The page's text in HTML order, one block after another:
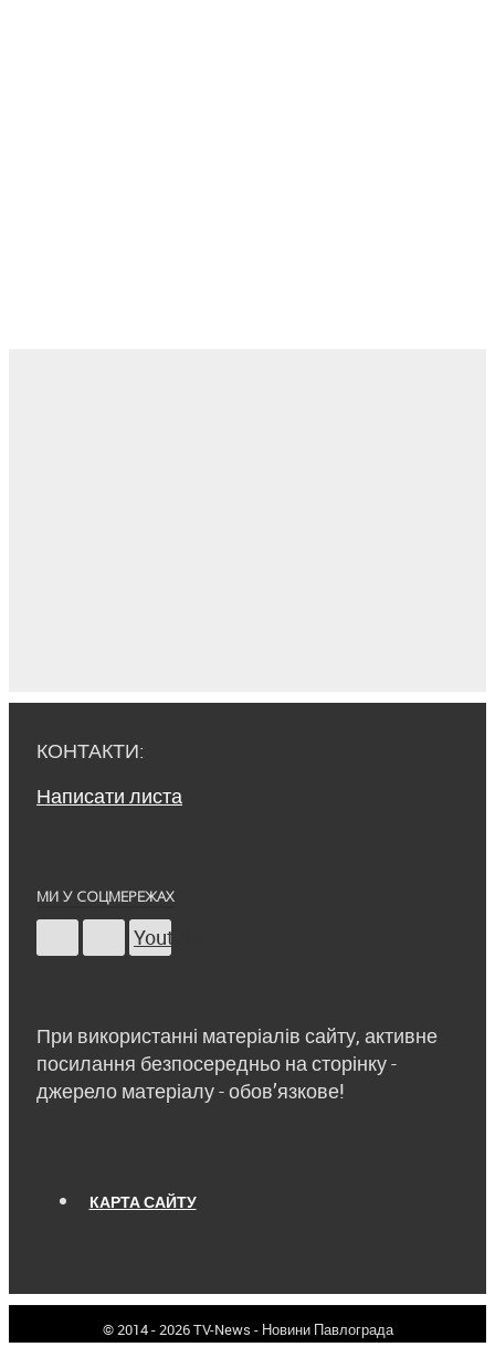
КОНТАКТИ:
Написати листа
МИ У СОЦМЕРЕЖАХ
Youtube
При використанні матеріалів сайту, активне
посилання безпосередньо на сторінку -
джерело матеріалу - обов’язкове!
КАРТА САЙТУ
© 2014 - 2026 TV-News - Новини Павлограда